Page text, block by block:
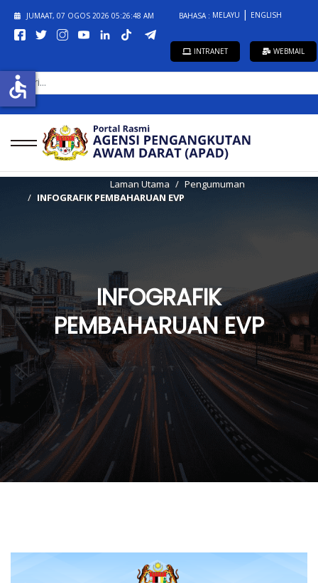
JUMAAT, 07 OGOS 2026 05:26:49 AM BAHASA : MELAYU ENGLISH
INTRANET WEBMAIL
CARI...
Laman Utama
Pengumuman
INFOGRAFIK PEMBAHARUAN EVP
INFOGRAFIK
PEMBAHARUAN EVP
accessible